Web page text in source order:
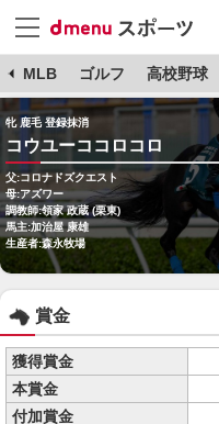
MLB ゴルフ 高校野球
牝 鹿毛 登録抹消
コウユーココロコロ
父:コロナドズクエスト
母:アズワー
調教師:領家 政蔵 (栗東)
馬主:加治屋 康雄
生産者:森永牧場
賞金
獲得賞金
本賞金
付加賞金